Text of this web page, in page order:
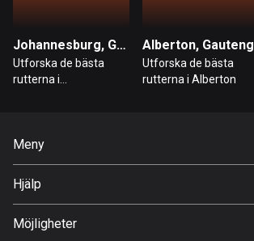
4 rutter
723 rutter
Johannesburg, Gauteng
Utforska de bästa
rutterna i
Alberton, Gauteng
Utforska de bästa
rutterna i Alberton
Meny
Hem
Premium
Om Oss
Hjälp
FAQ
Möjligheter